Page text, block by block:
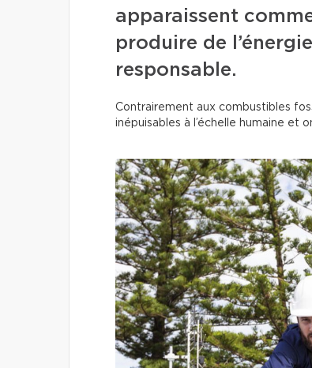
apparaissent
produire de
responsable.
Contrairement aux combustibles
inépuisables à l’échelle humaine et